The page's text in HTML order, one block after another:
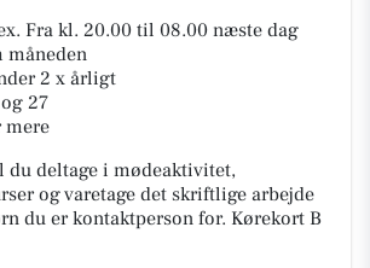
Fra kl. 20.00 til 08.00 næste dag
måneden
2 x årligt
27
mere
du deltage i mødeaktivitet,
og varetage det skriftlige arbejde
du er kontaktperson for. Kørekort B